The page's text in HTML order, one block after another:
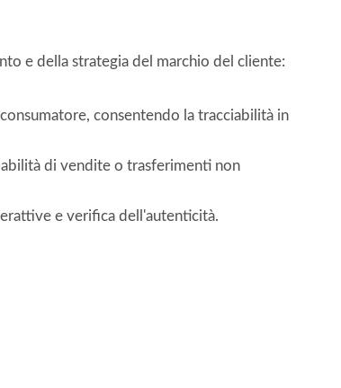
e della strategia del marchio del cliente:
consentendo la tracciabilità in
di vendite o trasferimenti non
e verifica dell'autenticità.